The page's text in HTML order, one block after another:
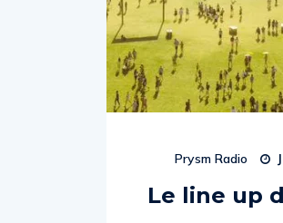
Prysm Radio
Le line up